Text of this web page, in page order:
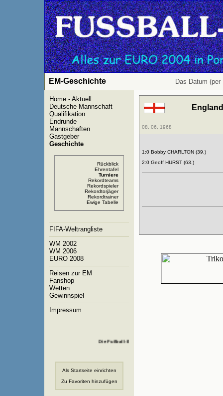
EM-Geschichte Das Datum
Home - Aktuell
Deutsche Mannschaft
Qualifikation
Endrunde
Mannschaften
Gastgeber
Geschichte
Rückblick
Ehrentafel
Turniere
Rekordteams
Rekordspieler
Rekordtorjäger
Rekordtrainer
Ewige Tabelle
FIFA-Weltrangliste
WM 2002
WM 2006
EURO 2008
Reisen zur EM
Fanshop
Wetten
Gewinnspiel
Impressum
Die Fußball-EM 2008 hat begonnen!
Als Startseite einrichten
Zu Favoriten hinzufügen
England
08. 06. 1968
1:0 Bobby CHARLTON (39.)
2:0 Geoff HURST (63.)